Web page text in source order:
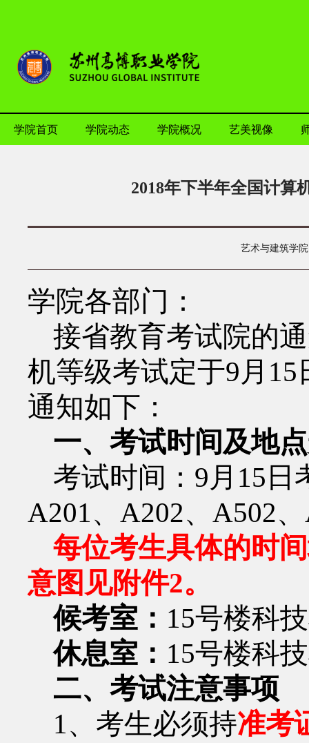
学院首页 学院动态 学院概况 艺美视像
2018年下半年全国计算
艺术与建筑学院
学院各部门：
接省教育考试院的
机等级考试定于9 月 15
通知如下：
一、考试时间及地
考试时间： 9 月 15 日
A201、 A202、 A502、
每位考生具体的时
意图见附件2。
候考室： 15号楼科
休息室： 15号楼科
二、考试注意事项
1、考生必须持准考